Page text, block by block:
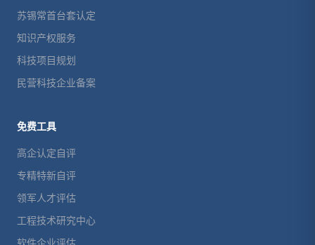
苏锡常首台套认定
知识产权服务
科技项目规划
民营科技企业备案
免费工具
高企认定自评
专精特新自评
领军人才评估
工程技术研究中心